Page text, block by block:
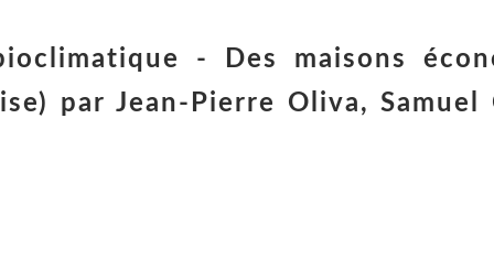
- Des maisons
par Jean-Pierre Oliva, Samuel